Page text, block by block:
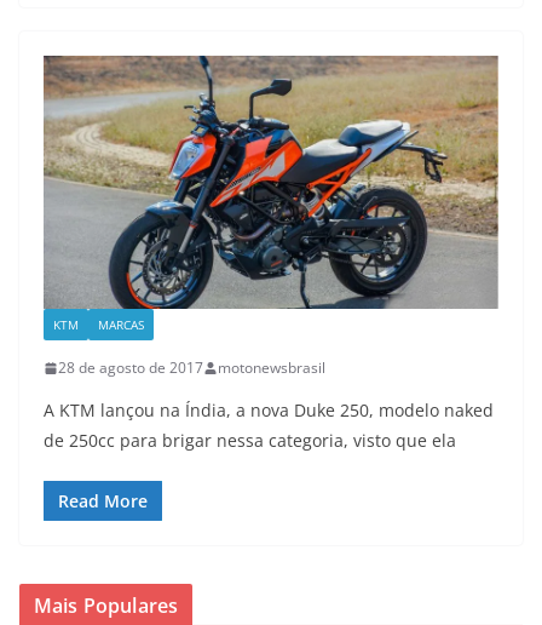
KTM MARCAS
28 de agosto de 2017 motonewsbrasil
A KTM lançou na Índia, a nova Duke 250, modelo naked
de 250cc para brigar nessa categoria, visto que ela
Read More
Mais Populares